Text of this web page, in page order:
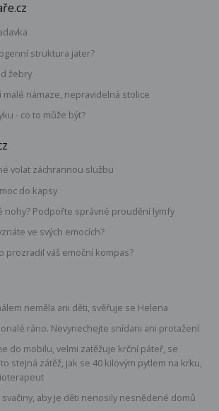
struktura jater?
žebry
malé námaze, nepravidelná stolice
- co to může být?
volat záchrannou službu
do kapsy
nohy? Podpořte správné proudění lymfy
ve svých emocích?
prozradil váš emoční kompas?
neměla ani děti, svěřuje se Helena
ráno. Nevynechejte snídani ani protažení
do mobilu, velmi zatěžuje krční páteř, se
stejná zátěž, jak se 40 kilovým pytlem na krku,
aby je děti nenosily nesnědené domů